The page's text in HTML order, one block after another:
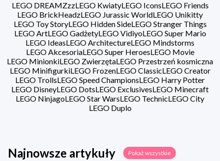
LEGO DREAMZzzLEGO KwiatyLEGO IconsLEGO Friends
LEGO BrickHeadzLEGO Jurassic WorldLEGO Unikitty
LEGO Toy StoryLEGO Hidden SideLEGO Stranger Things
LEGO ArtLEGO GadżetyLEGO VidiyoLEGO Super Mario
LEGO IdeasLEGO ArchitectureLEGO Mindstorms
LEGO AkcesoriaLEGO Super HeroesLEGO Movie
LEGO MinionkiLEGO ZwierzętaLEGO Przestrzeń kosmiczna
LEGO MinifigurkiLEGO FrozenLEGO ClassicLEGO Creator
LEGO TrollsLEGO Speed ChampionsLEGO Harry Potter
LEGO DisneyLEGO DotsLEGO ExclusivesLEGO Minecraft
LEGO NinjagoLEGO Star WarsLEGO TechnicLEGO City
LEGO Duplo
Najnowsze artykuły Pokaż wszystkie